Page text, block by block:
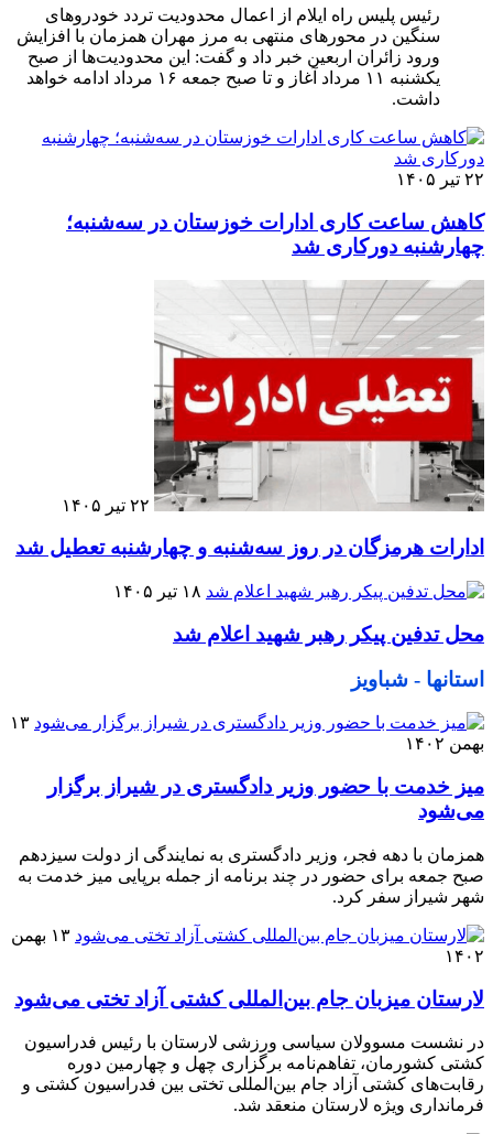
رئیس پلیس راه ایلام از اعمال محدودیت تردد خودروهای
سنگین در محورهای منتهی به مرز مهران همزمان با افزایش
ورود زائران اربعین خبر داد و گفت: این محدودیت‌ها از صبح
یکشنبه ۱۱ مرداد آغاز و تا صبح جمعه ۱۶ مرداد ادامه خواهد
داشت.
۲۲ تیر ۱۴۰۵
کاهش ساعت کاری ادارات خوزستان در سه‌شنبه؛
چهارشنبه دورکاری شد
۲۲ تیر ۱۴۰۵
ادارات هرمزگان در روز سه‌شنبه و چهارشنبه تعطیل شد
۱۸ تیر ۱۴۰۵
محل تدفین پیکر رهبر شهید اعلام شد
استانها - شباویز
۱۳
بهمن ۱۴۰۲
میز خدمت با حضور وزیر دادگستری در شیراز برگزار
می‌شود
همزمان با دهه فجر، وزیر دادگستری به نمایندگی از دولت سیزدهم
صبح جمعه برای حضور در چند برنامه از جمله برپایی میز خدمت به
شهر شیراز سفر کرد.
۱۳ بهمن
۱۴۰۲
لارستان میزبان جام بین‌المللی کشتی آزاد تختی می‌شود
در نشست مسوولان سیاسی ورزشی لارستان با رئیس فدراسیون
کشتی کشورمان، تفاهم‌نامه برگزاری چهل و چهارمین دوره
رقابت‌های کشتی آزاد جام بین‌المللی تختی بین فدراسیون کشتی و
فرمانداری ویژه لارستان منعقد شد.